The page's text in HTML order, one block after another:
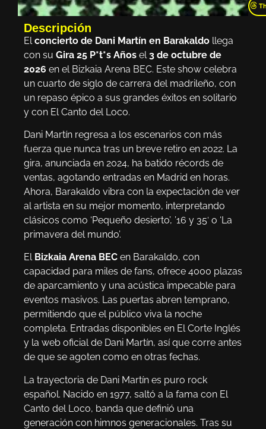
Descripción
El concierto de Dani Martín en Barakaldo llega
con su Gira 25 P*t*s Años el 3 de octubre de
2026 en el Bizkaia Arena BEC. Este show celebra
un cuarto de siglo de carrera del madrileño, con
un repaso épico a sus grandes éxitos en solitario
y con El Canto del Loco.
Dani Martín regresa a los escenarios con más
fuerza que nunca tras un breve retiro en 2022. La
gira, anunciada en 2024, ha batido récords de
ventas, agotando entradas en Madrid en horas.
Ahora, Barakaldo vibra con la expectación de ver
al artista en su mejor momento, interpretando
clásicos como ‘Pequeño desierto’, ’16 y 35′ o ‘La
primavera del mundo’.
El Bizkaia Arena BEC en Barakaldo, con
capacidad para miles de fans, ofrece 4000 plazas
de aparcamiento y una acústica impecable para
eventos masivos. Las puertas abren temprano,
permitiendo que el público viva la noche
completa. Entradas disponibles en El Corte Inglés
y la web oficial de Dani Martín, así que corre antes
de que se agoten como en otras fechas.
La trayectoria de Dani Martín es puro rock
español. Nacido en 1977, saltó a la fama con El
Canto del Loco, banda que definió una
generación con himnos generacionales. Tras su